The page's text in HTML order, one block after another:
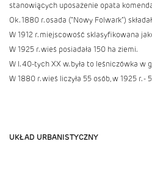
stanowiących uposażenie opata
Ok. 1880 r. osada ("Nowy Folwark")
W 1912 r. miejscowość sklasyfikowana
W 1925 r. wieś posiadała 150 ha ziemi.
W l. 40-tych XX w. była to leśniczówka w
W 1880 r. wieś liczyła 55 osób, w 1925 r. -
UKŁAD URBANISTYCZNY